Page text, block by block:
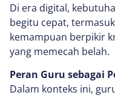
Di era digital,
begitu cepat,
kemampuan berpikir
yang memecah belah.
Peran Guru sebagai
Dalam konteks ini,